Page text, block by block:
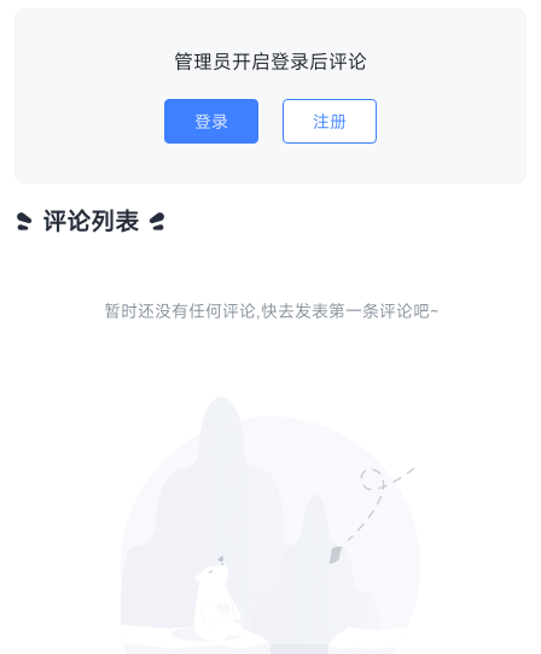
管理员开启登录后评论
登录 注册
评论列表
暂时还没有任何评论,快去发表第一条评论吧~